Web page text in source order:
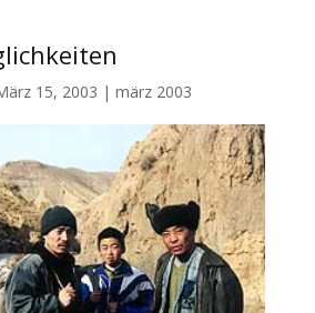
15, 2003 | märz 2003